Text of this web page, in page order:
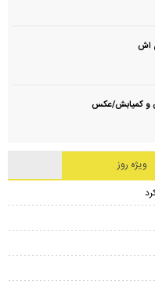
اش
و کمیابش/عکس
ویژه روز